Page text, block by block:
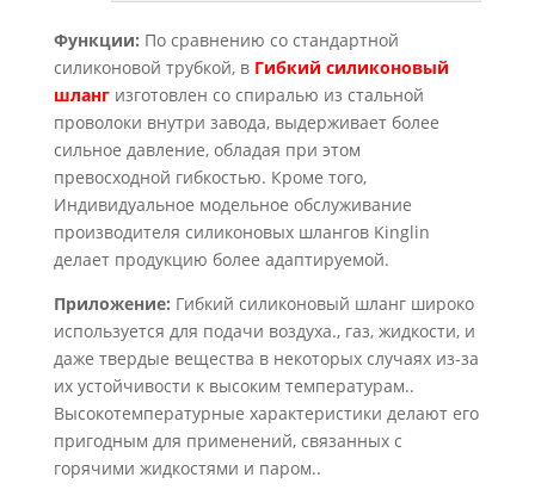
Функции: По сравнению со стандартной
силиконовой трубкой, в Гибкий силиконовый
шлангизготовлен со спиралью из стальной
проволоки внутри завода, выдерживает более
сильное давление, обладая при этом
превосходной гибкостью. Кроме того,
Индивидуальное модельное обслуживание
производителя силиконовых шлангов Kinglin
делает продукцию более адаптируемой.
Приложение: Гибкий силиконовый шланг широко
используется для подачи воздуха., газ, жидкости, и
даже твердые вещества в некоторых случаях из-за
их устойчивости к высоким температурам..
Высокотемпературные характеристики делают его
пригодным для применений, связанных с
горячими жидкостями и паром..